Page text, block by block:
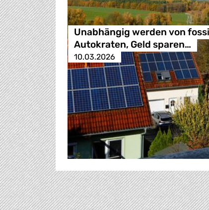
Unabhängig werden von
Autokraten, Geld sparen…
10.03.2026